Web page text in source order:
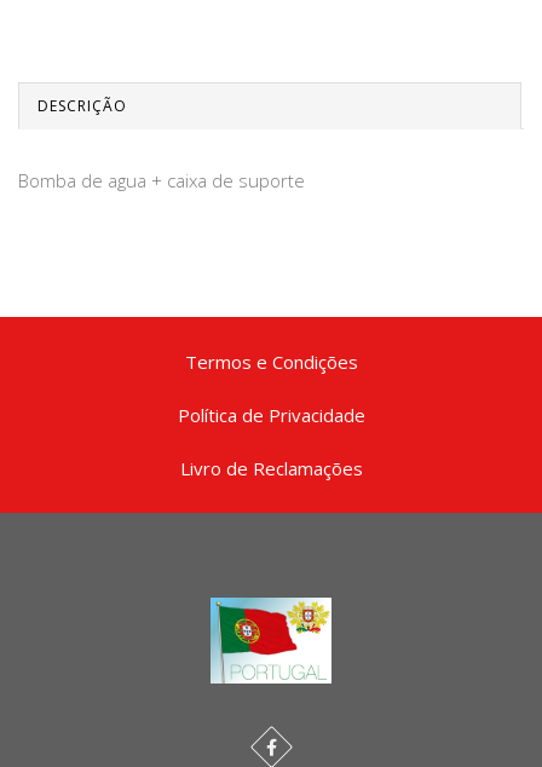
DESCRIÇÃO
Bomba de agua + caixa de suporte
Termos e Condições
Política de Privacidade
Livro de Reclamações